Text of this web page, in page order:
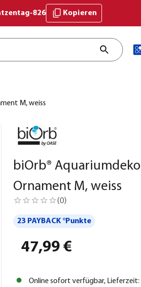
826 Kopieren
M, weiss
biOrb®
Ornament M, weiss
(0)
23 PAYBACK °Punkte
47,99 €
Online sofort verfügbar, Lieferzeit: